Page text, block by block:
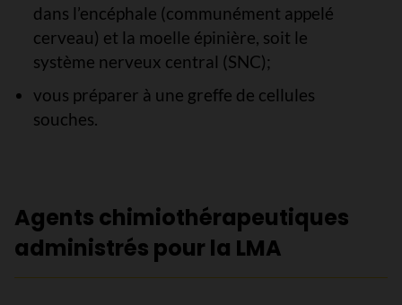
dans l’encéphale (communément appelé
cerveau) et la moelle épinière, soit le
système nerveux central (SNC);
vous préparer à une greffe de cellules
souches.
Agents chimiothérapeutiques
administrés pour la LMA